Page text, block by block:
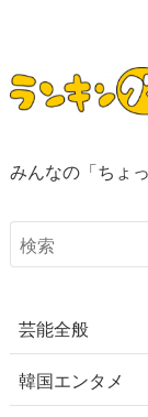
みんなの「ちょ
芸能全般
韓国エンタメ